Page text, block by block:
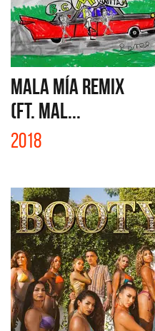
MALA MÍA REMIX
(FT. MAL...
2018